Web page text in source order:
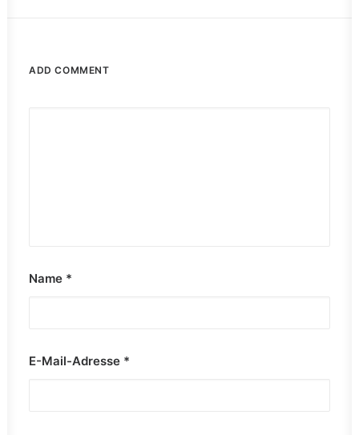
ADD COMMENT
Name *
E-Mail-Adresse *